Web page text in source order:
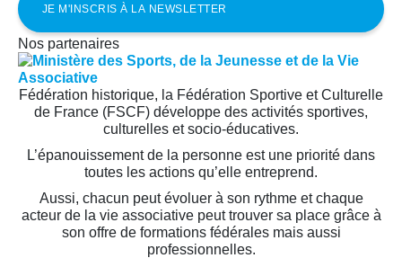
Nos partenaires
Fédération historique, la Fédération Sportive et Culturelle
de France (FSCF) développe des activités sportives,
culturelles et socio-éducatives.
L’épanouissement de la personne est une priorité dans
toutes les actions qu’elle entreprend.
Aussi, chacun peut évoluer à son rythme et chaque
acteur de la vie associative peut trouver sa place grâce à
son offre de formations fédérales mais aussi
professionnelles.